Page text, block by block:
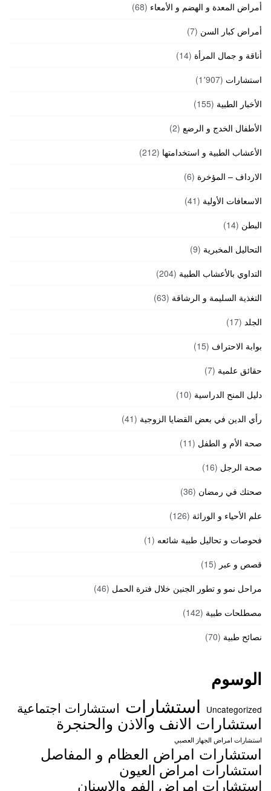
أمراض المعدة و الهضم و الأمعاء (68)
أمراض كبار السن (7)
أناقة و جمال المرأة (14)
استشارات (1٬907)
الأخبار الطبية (155)
الأطفال الخدج و الرضع (2)
الأعشاب الطبية و استخدامتها (212)
الارداف – المؤخرة (6)
الاسعافات الأولية (41)
البطن (14)
التحاليل المخبرية (9)
التداوي بالأعشاب الطبية (204)
التغذية السليمة و الرشاقة (63)
الجلد (17)
بوابة الاحتراف (15)
حقائق علمية (7)
دليل المنح الدراسية (10)
رأي الدين في بعض القضايا الزوجية (41)
صحة الأم و الطفل (11)
صحة الرجل (16)
صحتك في رمضان (36)
علم الأحياء و الوراثة (126)
فحوصات و تحاليل طبية شائعه (1)
قصص و عبر (15)
مراحل نمو و تطور الجنين خلال فترة الحمل (46)
مصطلحات طبية (142)
نصائح طبية (70)
الوسوم
Uncategorized استشارات استشارات اجتماعية
استشارات الانف والاذن والحنجرة
استشارات امراض الجهاز العصبي
استشارات امراض العظام و المفاصل
استشارات امراض العيون
استشارات امراض الفم والاسنان